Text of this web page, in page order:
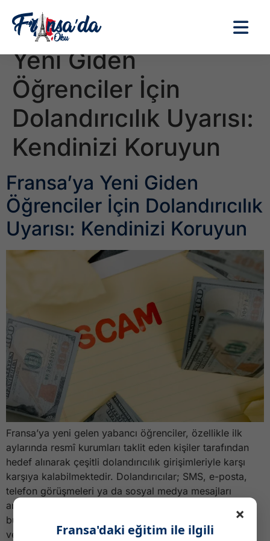
Etiket:Fransa’ya
Yeni Giden
Öğrenciler İçin
Dolandırıcılık Uyarısı:
Kendinizi Koruyun
Fransa’ya Yeni Giden
Öğrenciler İçin Dolandırıcılık
Uyarısı: Kendinizi Koruyun
Fransa’ya yeni gelen yabancı öğrenciler, özellikle ilk
aylarında resmî kurumları taklit eden kişiler tarafından
hedef alınarak çeşitli dolandırıcılık girişimleriyle karşı
karşıya kalabilmektedir. Dolandırıcılar; SMS, e-posta,
telefon görüşmeleri ya da sosyal medya mesajları
aracılığıyla sizinle iletişime geçip, para talebinde
bulunabilir, kişisel bilgilerinizi ele geçirmeye çalışabilir
veya sizi tehdit ederek sahte cezalar ödemenizi
×
Fransa'daki eğitim ile ilgili